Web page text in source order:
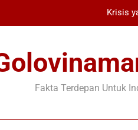
Krisis
Persija
Fakta Terdepan Untuk